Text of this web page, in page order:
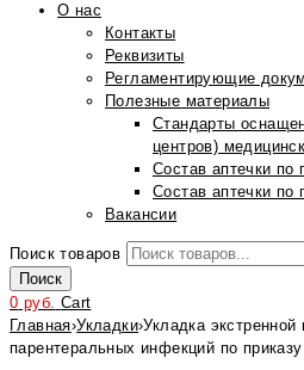
О нас
Контакты
Реквизиты
Регламентирующие
Полезные материалы
Стандарты
центров)
Состав аптечки по
Состав аптечки по
Вакансии
Поиск товаров
Поиск
0 руб. Cart
Главная›Укладки›Укладка экстренной
парентеральных инфекций по